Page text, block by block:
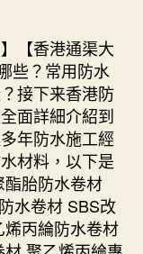
【香港通渠大
些？常用防水
接下来香港防
面詳細介紹到
年防水施工經
材料，以下是
胎防水卷材
水卷材 SBS改
丙綸防水卷材